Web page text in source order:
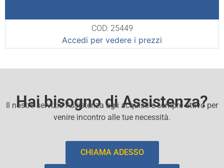
COD: 25449
Accedi per vedere i prezzi
Hai bisogno di Assistenza?
Il nostro servizio Assistenza agli acquisti e sempre attivo per
venire incontro alle tue necessità.
CHIAMA ADESSO